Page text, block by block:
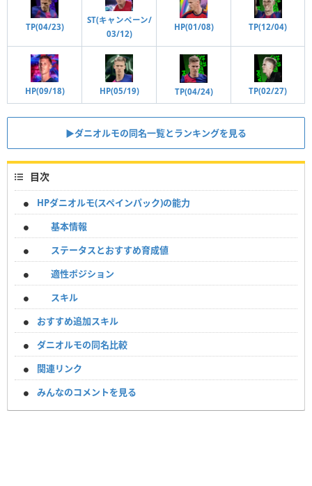
TP(04/23)
ST(キャンペーン/
03/12)
HP(01/08) TP(12/04)
HP(09/18) HP(05/19) TP(04/24) TP(02/27)
▶︎ダニオルモの同名一覧とランキングを見る
目次
HPダニオルモ(スペインパック)の能力
基本情報
ステータスとおすすめ育成値
適性ポジション
スキル
おすすめ追加スキル
ダニオルモの同名比較
関連リンク
みんなのコメントを見る